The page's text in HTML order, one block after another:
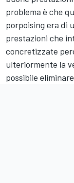
problema è che
porpoising era di
prestazioni che
concretizzate
ulteriormente la
possibile